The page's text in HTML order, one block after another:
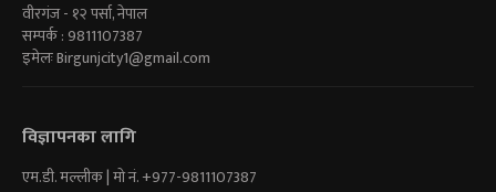
वीरगंज - १२ पर्सा, नेपाल
सम्पर्क : 9811107387
इमेलःBirgunjcity1@gmail.com
विज्ञापनका लागि
एम.डी. मल्लीक | माे नं. +977-9811107387